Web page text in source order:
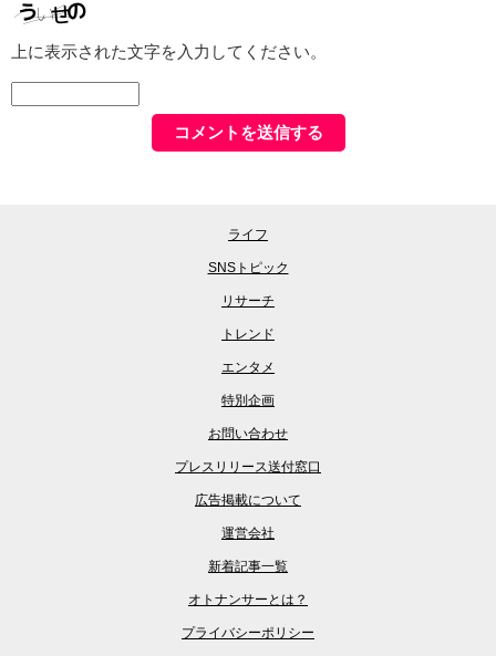
上に表示された文字を入力してください。
ライフ
SNSトピック
リサーチ
トレンド
エンタメ
特別企画
お問い合わせ
プレスリリース送付窓口
広告掲載について
運営会社
新着記事一覧
オトナンサーとは？
プライバシーポリシー